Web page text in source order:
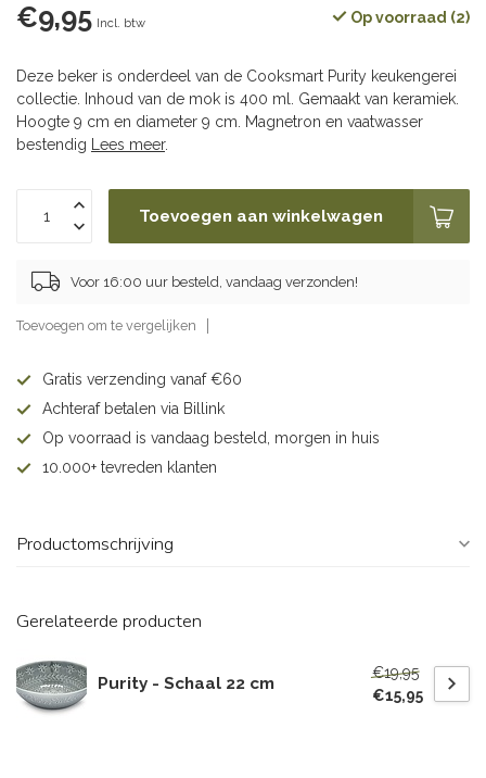
€9,95 Incl. btw Op voorraad (2)
Deze beker is onderdeel van de Cooksmart Purity keukengerei
collectie. Inhoud van de mok is 400 ml. Gemaakt van keramiek.
Hoogte 9 cm en diameter 9 cm. Magnetron en vaatwasser
bestendig
Lees meer.
Toevoegen aan winkelwagen
Voor 16:00 uur besteld, vandaag verzonden!
Toevoegen om te vergelijken
Gratis verzending vanaf €60
Achteraf betalen via Billink
Op voorraad is vandaag besteld, morgen in huis
10.000+ tevreden klanten
Productomschrijving
Gerelateerde producten
Purity - Schaal 22 cm
€19,95
€15,95